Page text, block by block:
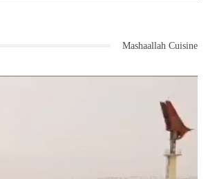
Mashaallah Cuisine